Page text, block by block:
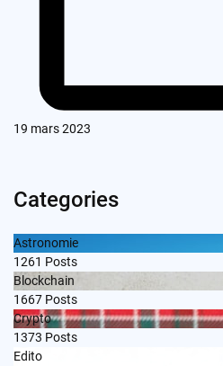
19 mars 2023
Categories
Astronomie
1261 Posts
Blockchain
1667 Posts
Crypto
1373 Posts
Edito